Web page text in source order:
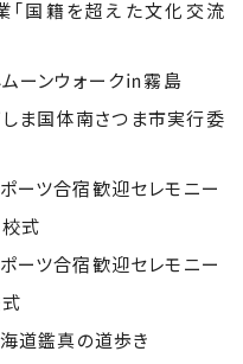
国籍を超えた文化交流
ーンウォーク㏌霧島
ま国体南さつま市実行委
ツ合宿歓迎セレモニー
式
ツ合宿歓迎セレモニー
道鑑真の道歩き